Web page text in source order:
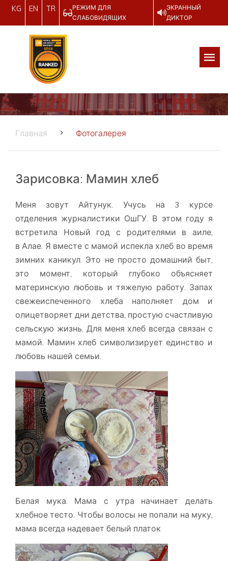
KG EN TR
РЕЖИМ ДЛЯ
СЛАБОВИДЯЩИХ
ЭКРАННЫЙ
ДИКТОР
Главная Фотогалерея
Зарисовка: Мамин хлеб
Меня зовут Айтунук. Учусь на 3 курсе
отделения журналистики ОшГУ. В этом году я
встретила Новый год с родителями в аиле,
в Алае. Я вместе с мамой испекла хлеб во время
зимних каникул. Это не просто домашний быт,
это момент, который глубоко объясняет
материнскую любовь и тяжелую работу. Запах
свежеиспеченного хлеба наполняет дом и
олицетворяет дни детства, простую счастливую
сельскую жизнь. Для меня хлеб всегда связан с
мамой. Мамин хлеб символизирует единство и
любовь нашей семьи.
Белая мука. Мама с утра начинает делать
хлебное тесто. Чтобы волосы не попали на муку,
мама всегда надевает белый платок